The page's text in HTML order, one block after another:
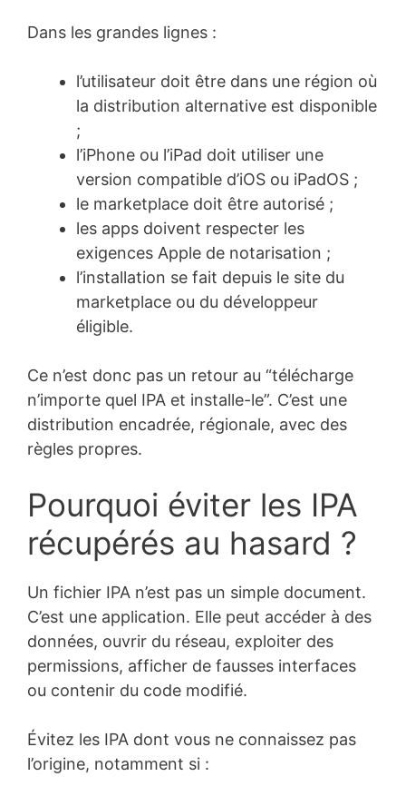
Dans les grandes lignes :
l’utilisateur doit être dans une région où
la distribution alternative est disponible
;
l’iPhone ou l’iPad doit utiliser une
version compatible d’iOS ou iPadOS ;
le marketplace doit être autorisé ;
les apps doivent respecter les
exigences Apple de notarisation ;
l’installation se fait depuis le site du
marketplace ou du développeur
éligible.
Ce n’est donc pas un retour au “télécharge
n’importe quel IPA et installe-le”. C’est une
distribution encadrée, régionale, avec des
règles propres.
Pourquoi éviter les IPA
récupérés au hasard ?
Un fichier IPA n’est pas un simple document.
C’est une application. Elle peut accéder à des
données, ouvrir du réseau, exploiter des
permissions, afficher de fausses interfaces
ou contenir du code modifié.
Évitez les IPA dont vous ne connaissez pas
l’origine, notamment si :